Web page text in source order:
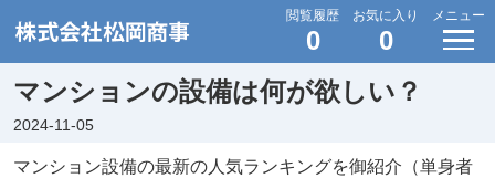
閲覧履歴
0
お気に入り
0
メニュー
マンションの設備は何が欲しい？
2024-11-05
マンション設備の最新の人気ランキングを御紹介（単身者